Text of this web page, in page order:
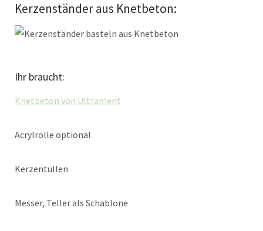
Kerzenständer aus Knetbeton:
Ihr braucht:
Knetbeton von Ultrament
Acrylrolle optional
Kerzentüllen
Messer, Teller als Schablone